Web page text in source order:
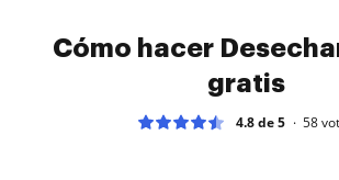
Cómo hacer
gratis
4.8 de 5 58